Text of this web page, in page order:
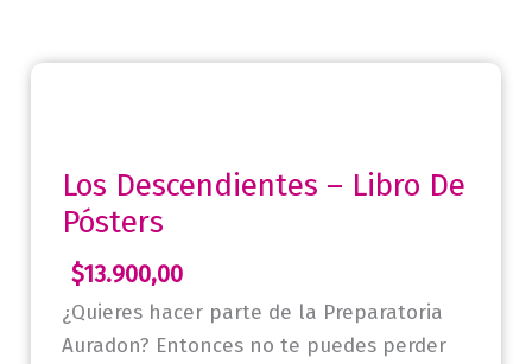
Los Descendientes – Libro De
Pósters
$13.900,00
¿Quieres hacer parte de la Preparatoria
Auradon? Entonces no te puedes perder